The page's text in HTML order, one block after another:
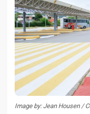
Image by: Jean Housen /